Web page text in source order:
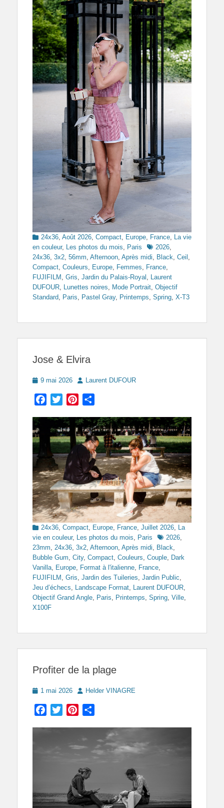
Categories
24x36, Août 2026, Compact, Europe, France, La vie
en couleur, Les photos du mois, Paris Tags2026,
24x36, 3x2, 56mm, Afternoon, Après midi, Black, Ceil ,
Compact, Couleurs, Europe, Femmes, France,
FUJIFILM , Gris, Jardin du Palais-Royal , Laurent
DUFOUR, Lunettes noires, Mode Portrait, Objectif
Standard, Paris, Pastel Gray, Printemps, Spring, X-T3
Jose & Elvira
Posted
9 mai 2026 AuthorLaurent DUFOUR
Facebook
TwitterPinterest
Categories
24x36, Compact, Europe, France, Juillet 2026, La
vie en couleur, Les photos du mois, Paris Tags2026,
23mm, 24x36, 3x2, Afternoon, Après midi, Black,
Bubble Gum, City, Compact, Couleurs, Couple, Dark
Vanilla, Europe, Format à l'italienne, France,
FUJIFILM , Gris, Jardin des Tuileries, Jardin Public,
Jeu d’échecs, Landscape Format, Laurent DUFOUR,
Objectif Grand Angle, Paris, Printemps, Spring, Ville,
X100F
Profiter de la plage
Posted
1 mai 2026 AuthorHelder VINAGRE
Facebook
TwitterPinterest